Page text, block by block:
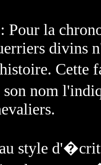
: Pour la
divins
nom
style